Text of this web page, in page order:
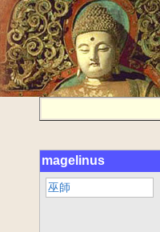
magelinus
巫師